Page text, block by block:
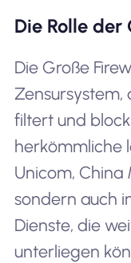
Die Rolle der
Die Große
Zensursystem,
filtert und
herkömmliche
Unicom, China
sondern auch
Dienste, die
unterliegen